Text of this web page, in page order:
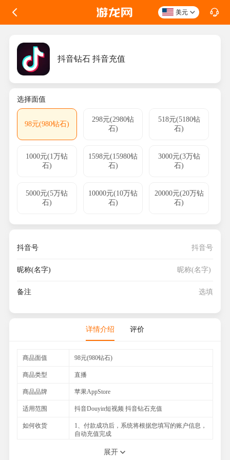
美元
抖音钻石 抖音充值
选择面值
98元(980钻石)
298元(2980钻
石)
518元(5180钻
石)
1000元(1万钻
石)
1598元(15980钻
石)
3000元(3万钻
石)
5000元(5万钻
石)
10000元(10万钻
石)
20000元(20万钻
石)
抖音号
昵称(名字)
备注
详情介绍 评价
商品面值 98元(980钻石)
商品类型 直播
商品品牌 苹果AppStore
适用范围 抖音Douyin短视频 抖音钻石充值
如何收货
1、付款成功后，系统将根据您填写的账户信息，
自动充值完成
展开